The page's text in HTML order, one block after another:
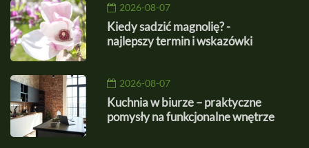
2026-08-07
Kiedy sadzić magnolię? -
najlepszy termin i wskazówki
2026-08-07
Kuchnia w biurze – praktyczne
pomysły na funkcjonalne wnętrze